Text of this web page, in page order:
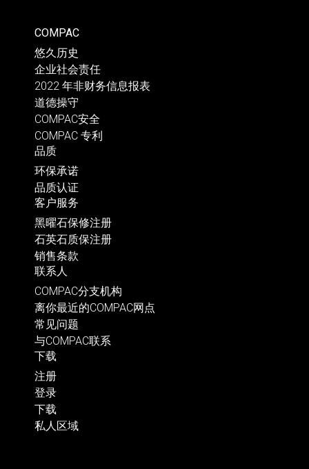
COMPAC
悠久历史
企业社会责任
2022 年非财务信息报表
道德操守
COMPAC安全
COMPAC 专利
品质
环保承诺
品质认证
客户服务
黑曜石保修注册
石英石质保注册
销售条款
联系人
COMPAC分支机构
离你最近的COMPAC网点
常见问题
与COMPAC联系
下载
注册
登录
下载
私人区域